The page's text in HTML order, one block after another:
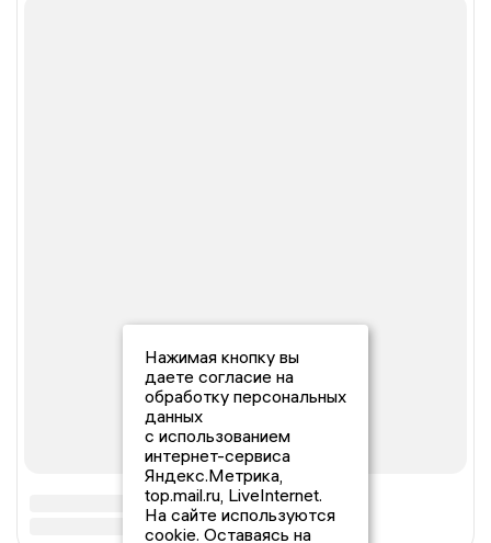
Нажимая кнопку вы
даете согласие на
обработку персональных
данных
с использованием
интернет-сервиса
Яндекс.Метрика,
top.mail.ru, LiveInternet.
На сайте используются
cookie. Оставаясь на